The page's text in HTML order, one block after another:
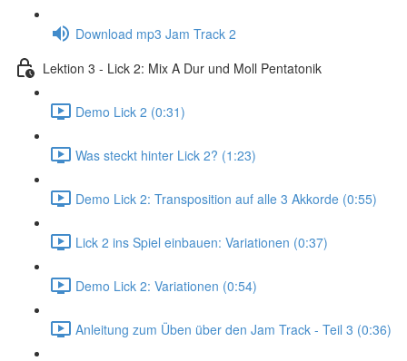
Download mp3 Jam Track 2
Lektion 3 - Lick 2: Mix A Dur und Moll Pentatonik
Demo Lick 2 (0:31)
Was steckt hinter Lick 2? (1:23)
Demo Lick 2: Transposition auf alle 3 Akkorde (0:55)
Lick 2 ins Spiel einbauen: Variationen (0:37)
Demo Lick 2: Variationen (0:54)
Anleitung zum Üben über den Jam Track - Teil 3 (0:36)